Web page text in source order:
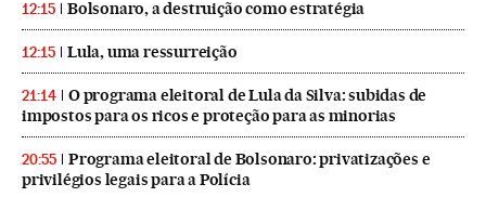
12:15 Bolsonaro, a destruição como estratégia
12:15 Lula, uma ressurreição
21:14
O programa eleitoral de Lula da Silva: subidas de
impostos para os ricos e proteção para as minorias
20:55
Programa eleitoral de Bolsonaro: privatizações e
privilégios legais para a Polícia